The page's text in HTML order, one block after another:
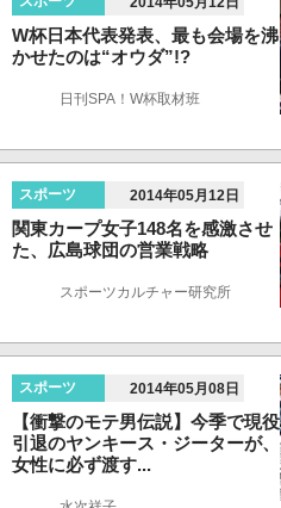
W杯日本代表発表、最も会場を沸
かせたのは“オウダ”!?
日刊SPA！W杯取材班
スポーツ 2014年05月12日
関東カープ女子148名を感激させ
た、広島球団の営業戦略
スポーツカルチャー研究所
スポーツ 2014年05月08日
【衝撃のモテ男伝説】今季で現役
引退のヤンキース・ジーターが、
女性に必ず渡す...